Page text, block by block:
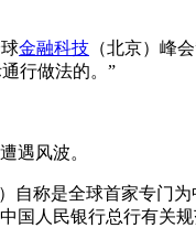
金融科技 （北京）峰
行做法的。”
遇风波。
称是全球首家专门为
国人民银行总行有关